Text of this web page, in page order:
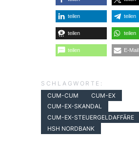
teilen teilen
teilen teilen
teilen E-Mail
SCHLAGWORTE:
CUM-CUM
CUM-EX
CUM-EX-SKANDAL
CUM-EX-STEUERGELDAFFÄRE
HSH NORDBANK